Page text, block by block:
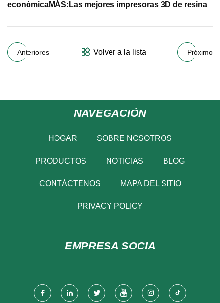
económicaMÁS: Las mejores impresoras 3D de resina
Anteriores Volver a la lista Próximo
NAVEGACIÓN
HOGAR SOBRE NOSOTROS
PRODUCTOS NOTICIAS BLOG
CONTÁCTENOS MAPA DEL SITIO
PRIVACY POLICY
EMPRESA SOCIA